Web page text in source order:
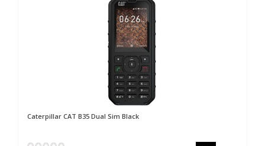
Caterpillar CAT B35 Dual Sim Black